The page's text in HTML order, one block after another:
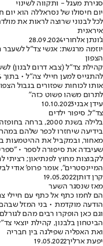
סגירת מעגל - ותקווה לשינוי
יום חיסולו של נסראללה הוא
לכל לבנוני שרוצה לראות את
איראנית
ג'ונתן אלחורי28.09.2024
יוזמה מרגשת: אנשי צד"ל לשעבר
הצפון
קהילת צד"ל (צבא דרום לבנון)
אותו לכוחות שפזורים בגבול
לתרום משהו פשוט כזה"
עידן אבני10.10.2023
צד"ל, סיפור ילדים
בלילה בשנת 2000,
בידיעה שיחזרו לכפר שלהם
מאחור, ובמקביל את ההיטמעות
שעיבדה את סיפורה לספר •
לקבוצות מחוץ לפנתיאון; רציתי
המיינסטרים", אומר פרופ' אודי
קרן דותן19.05.2022
מאז שנסגר השער
הם לחמו כתף אל כתף עם חיילי
הודעה מוקדמת • בני המזל
הביטחון בלבנון, קהילת יוצאי
ואת האפליה שפילגה בין חבריה
יפעת ארליך19.05.2022